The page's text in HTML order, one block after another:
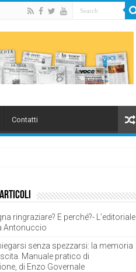
Contatti
ringraziare? E perché?- L’editoriale
Antonuccio
piegarsi senza spezzarsi: la memoria
Manuale pratico di
di Enzo Governale